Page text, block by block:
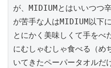
が、MIDIUMとはいいつつ
が苦手な人はMIDIUM以下
とにかく美味しくて手をべ
にむしゃむしゃ食べる（め
いてきたペーパータオルだ